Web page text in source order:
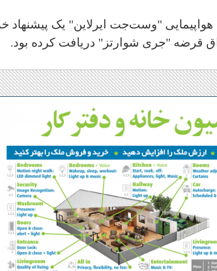
"وست‌جت ایرلاین"‌ یک پیشنهاد